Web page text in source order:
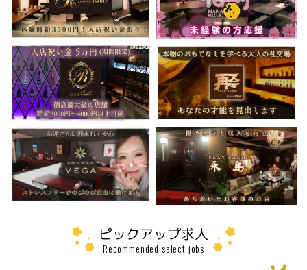
ピックアップ求人
Recommended select jobs